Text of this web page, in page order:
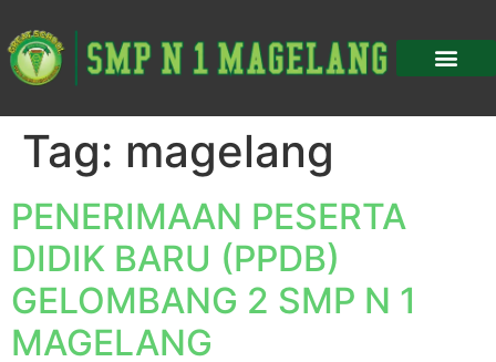
Tag: magelang
PENERIMAAN PESERTA
DIDIK BARU (PPDB)
GELOMBANG 2 SMP N 1
MAGELANG